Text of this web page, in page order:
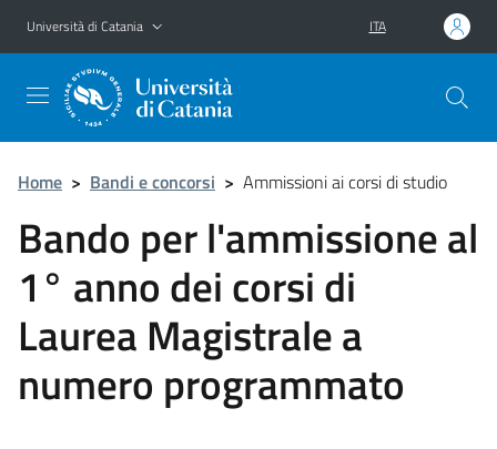
Vai al contenuto principale
Vai al menu di navigazione
Università di Catania ITA
Home > Bandi e concorsi > Ammissioni ai corsi di studio
Bando per l'ammissione al
1° anno dei corsi di
Laurea Magistrale a
numero programmato